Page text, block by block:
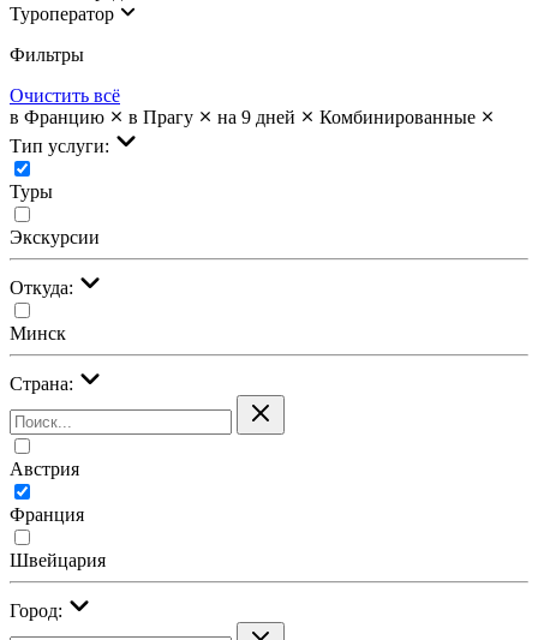
Туроператор
Фильтры
Очистить всё
в Францию
в Прагу на 9 дней
Комбинированные
Тип услуги:
Туры
Экскурсии
Откуда:
Минск
Страна:
Австрия
Франция
Швейцария
Город: